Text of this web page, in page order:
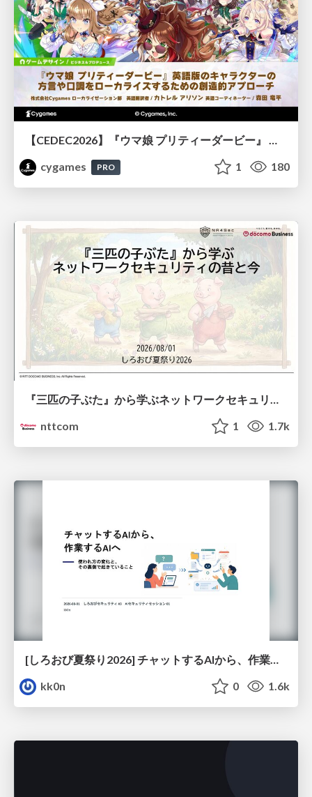
【CEDEC2026】『ウマ娘 プリティーダービー』 英語版のキャラクターの方言や口調をローカライズするための創造的アプローチ
cygames
PRO 1 180
『三匹の子ぶた』から学ぶネットワークセキュリティの昔と今 / Network Security: Then and Now Through the Lens of The Three Little Pigs
nttcom
1 1.7k
kk0n
0 1.6k